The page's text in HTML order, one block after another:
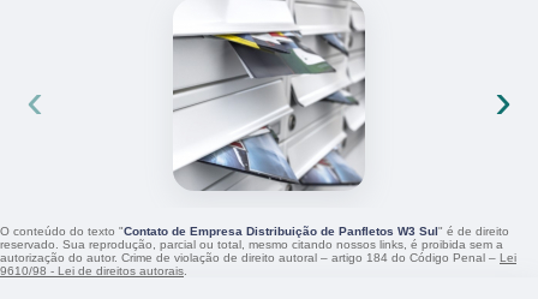
‹ ›
O conteúdo do texto "Contato de Empresa Distribuição de Panfletos W3 Sul" é de direito
reservado. Sua reprodução, parcial ou total, mesmo citando nossos links, é proibida sem a
autorização do autor. Crime de violação de direito autoral – artigo 184 do Código Penal – Lei
9610/98 - Lei de direitos autorais